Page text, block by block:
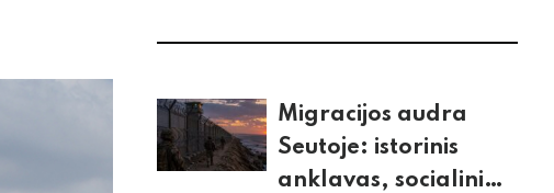
Migracijos audra
Seutoje: istorinis
anklavas, socialiniai